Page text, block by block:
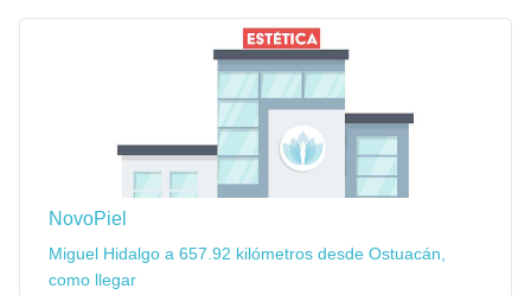
NovoPiel
Miguel Hidalgo a 657.92 kilómetros desde Ostuacán,
como llegar